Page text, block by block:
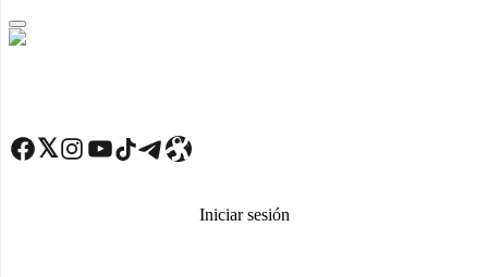
Skip
to
Facebook Twitter Instagram YouTube TikTok Telegram Enlace
Iniciar sesión